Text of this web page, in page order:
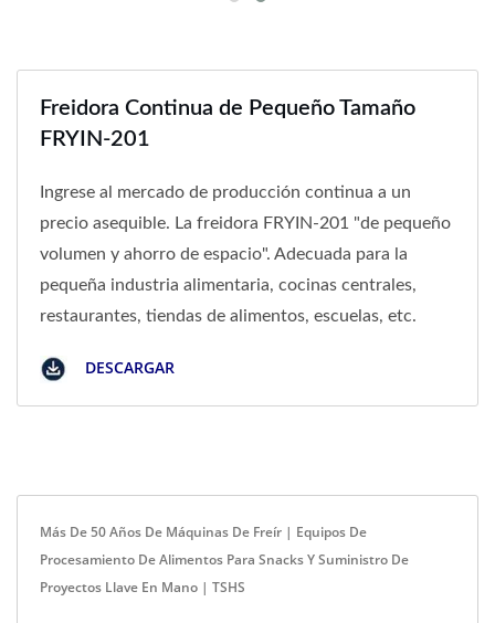
Freidora Continua de Pequeño Tamaño
FRYIN-201
Ingrese al mercado de producción continua a un
precio asequible. La freidora FRYIN-201 "de pequeño
volumen y ahorro de espacio". Adecuada para la
pequeña industria alimentaria, cocinas centrales,
restaurantes, tiendas de alimentos, escuelas, etc.
DESCARGAR
Más De 50 Años De Máquinas De Freír | Equipos De
Procesamiento De Alimentos Para Snacks Y Suministro De
Proyectos Llave En Mano | TSHS